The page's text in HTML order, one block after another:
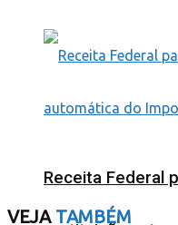
Receita Federal
VEJATAMBÉM